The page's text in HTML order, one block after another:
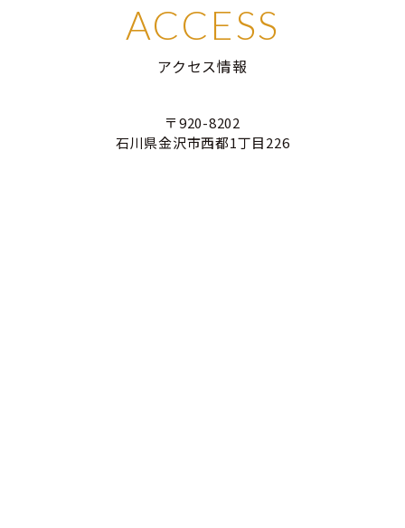
ACCESS
アクセス情報
〒920-8202
石川県金沢市西都1丁目226